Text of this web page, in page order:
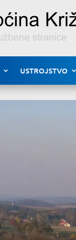
USTROJSTVO